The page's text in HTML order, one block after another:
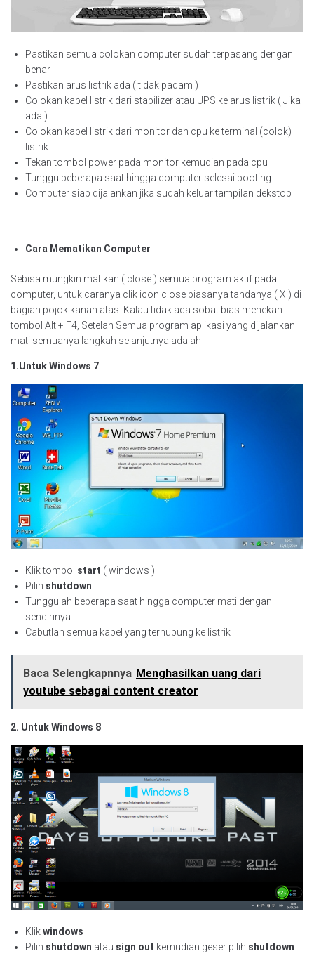
Pastikan semua colokan computer sudah terpasang dengan
benar
Pastikan arus listrik ada ( tidak padam )
Colokan kabel listrik dari stabilizer atau UPS ke arus listrik ( Jika
ada )
Colokan kabel listrik dari monitor dan cpu ke terminal (colok)
listrik
Tekan tombol power pada monitor kemudian pada cpu
Tunggu beberapa saat hingga computer selesai booting
Computer siap dijalankan jika sudah keluar tampilan dekstop
Cara Mematikan Computer
Sebisa mungkin matikan ( close ) semua program aktif pada
computer, untuk caranya clik icon close biasanya tandanya ( X ) di
bagian pojok kanan atas. Kalau tidak ada sobat bias menekan
tombol Alt + F4, Setelah Semua program aplikasi yang dijalankan
mati semuanya langkah selanjutnya adalah
1.Untuk Windows 7
Klik tombol start ( windows )
Pilih shutdown
Tunggulah beberapa saat hingga computer mati dengan
sendirinya
Cabutlah semua kabel yang terhubung ke listrik
Baca Selengkapnnya Menghasilkan uang dari
youtube sebagai content creator
2. Untuk Windows 8
Klikwindows
Pilih shutdown atau sign out kemudian geser pilih shutdown